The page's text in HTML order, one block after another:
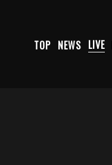
TOP NEWS LIVE